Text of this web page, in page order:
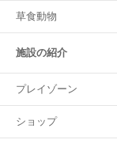
草食動物
施設の紹介
プレイゾーン
ショップ